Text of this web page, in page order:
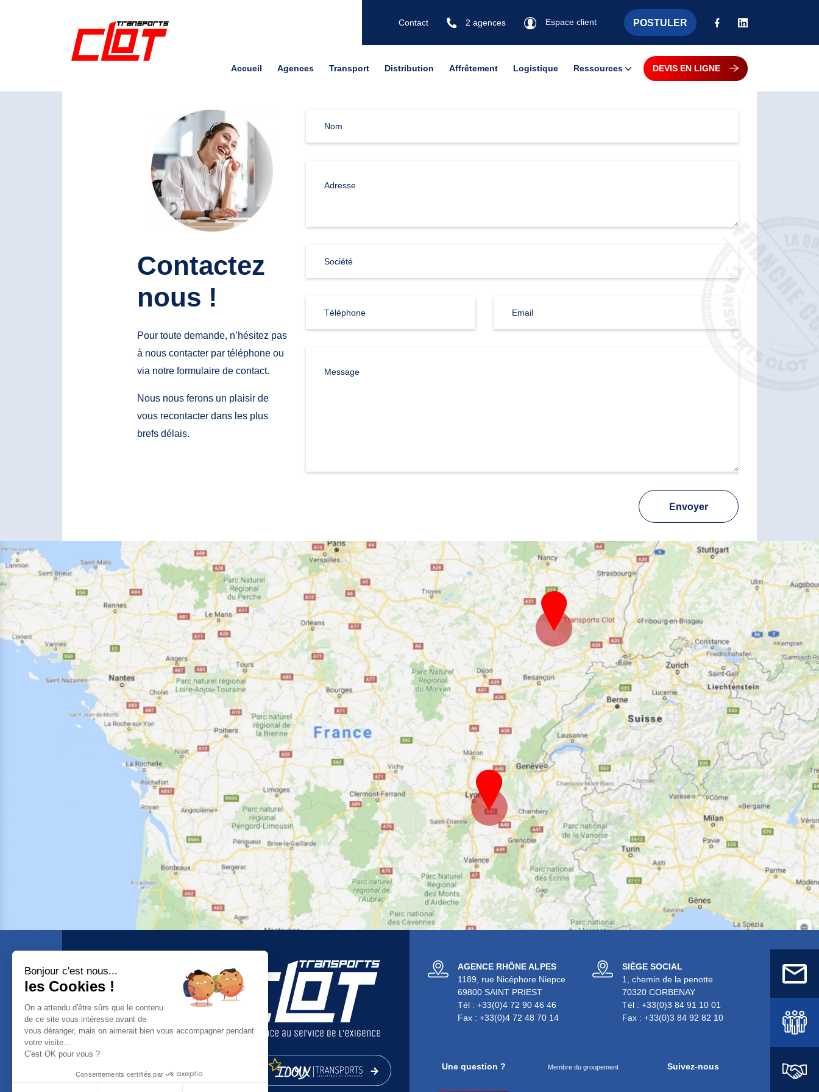
Contact 2 agences Espace client POSTULER
Accueil Agences Transport Distribution Affrêtement Logistique Ressources
Guides et Livres Blancs
DEVIS EN LIGNE
Contactez
nous !
Pour toute demande, n’hésitez pas
à nous contacter par téléphone ou
via notre formulaire de contact.
Nous nous ferons un plaisir de
vous recontacter dans les plus
brefs délais.
Nom
Adresse
Société
Téléphone Email
Message
Envoyer
ACCUEIL
TRANSPORT
DISTRIBUTION
AGENCE RHÔNE ALPES
1189, rue Nicéphore Niepce
69800 SAINT PRIEST
Tél : +33(0)4 72 90 46 46
Fax : +33(0)4 72 48 70 14
SIÈGE SOCIAL
1, chemin de la penotte
70320 CORBENAY
Tél : +33(0)3 84 91 10 01
Fax : +33(0)3 84 92 82 10
Une question ? Membre du groupement Suivez-nous
Bonjour c'est nous...
les Cookies !
On a attendu d'être sûrs que le contenu
de ce site vous intéresse avant de
vous déranger, mais on aimerait bien vous accompagner pendant
votre visite...
C'est OK pour vous ?
Consentements certifiés par